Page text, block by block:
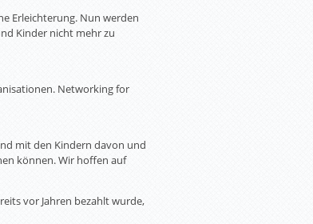
Erleichterung. Nun werden
Kinder nicht mehr zu
Networking for
mit den Kindern davon und
können. Wir hoffen auf
vor Jahren bezahlt wurde,